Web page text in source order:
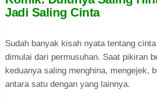
Jadi Saling Cinta
Sudah banyak kisah nyata tentang
dimulai dari permusuhan. Saat pikiran
keduanya saling menghina, mengejek,
antara satu dengan yang lainnya.